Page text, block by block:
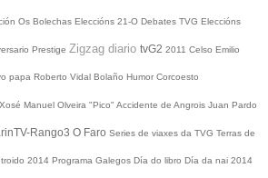
Os Bolechas Eleccións 21-O Debates TVG Eleccións
Prestige Zigzag diario tvG2 2011 Celso Emilio
papa Roberto Vidal Bolaño Humor Corcoesto
Xosé Manuel Olveira "Pico" Accidente de Angrois Juan Pardo
Rango3 O Faro Series de viaxes da TVG Terras de
2014 Programa Galegos Día do libro Día da nai 2014